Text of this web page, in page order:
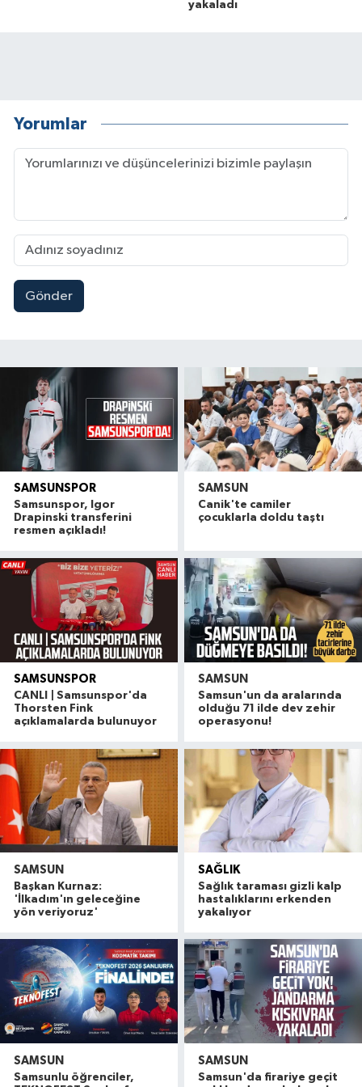
yakaladı
Yorumlar
Gönder
SAMSUNSPOR
Samsunspor, Igor
Drapinski transferini
resmen açıkladı!
SAMSUN
Canik'te camiler
çocuklarla doldu taştı
SAMSUNSPOR
CANLI | Samsunspor'da
Thorsten Fink
açıklamalarda bulunuyor
SAMSUN
Samsun'un da aralarında
olduğu 71 ilde dev zehir
operasyonu!
SAMSUN
Başkan Kurnaz:
'İlkadım'ın geleceğine
yön veriyoruz'
SAĞLIK
Sağlık taraması gizli kalp
hastalıklarını erkenden
yakalıyor
SAMSUN
Samsunlu öğrenciler,
SAMSUN
Samsun'da firariye geçit